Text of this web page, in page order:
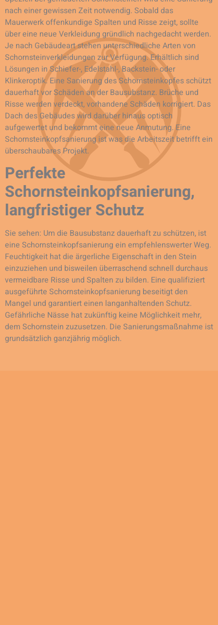
nach einer gewissen Zeit notwendig. Sobald das
Mauerwerk offenkundige Spalten und Risse zeigt, sollte
über eine neue Verkleidung gründlich nachgedacht werden.
Je nach Gebäudeart stehen unterschiedliche Arten von
Schornsteinverkleidungen zur Verfügung. Erhältlich sind
Lösungen in Schiefer-, Edelstahl-, Backstein- oder
Klinkeroptik. Eine Sanierung des Schornsteinkopfes schützt
dauerhaft vor Schäden an der Bausubstanz. Brüche und
Risse werden verdeckt, vorhandene Schäden korrigiert. Das
Dach des Gebäudes wird darüber hinaus optisch
aufgewertet und bekommt eine neue Anmutung. Eine
Schornsteinkopfsanierung ist was die Arbeitszeit betrifft ein
überschaubares Projekt.
Perfekte
Schornsteinkopfsanierung,
langfristiger Schutz
Sie sehen: Um die Bausubstanz dauerhaft zu schützen, ist
eine Schornsteinkopfsanierung ein empfehlenswerter Weg.
Feuchtigkeit hat die ärgerliche Eigenschaft in den Stein
einzuziehen und bisweilen überraschend schnell durchaus
vermeidbare Risse und Spalten zu bilden. Eine qualifiziert
ausgeführte Schornsteinkopfsanierung beseitigt den
Mangel und garantiert einen langanhaltenden Schutz.
Gefährliche Nässe hat zukünftig keine Möglichkeit mehr,
dem Schornstein zuzusetzen. Die Sanierungsmaßnahme ist
grundsätzlich ganzjährig möglich.